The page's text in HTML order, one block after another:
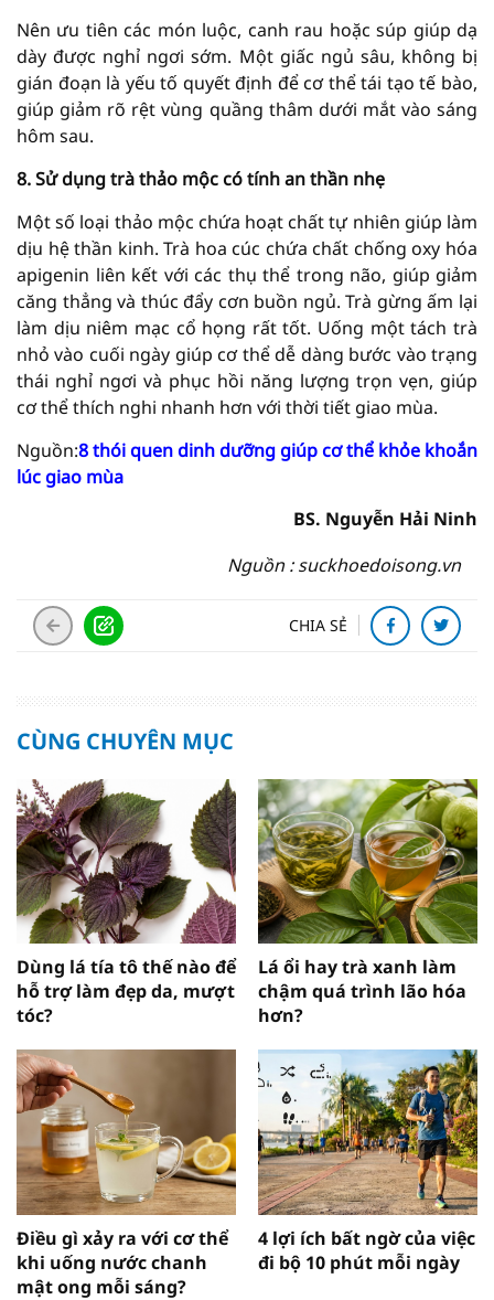
Nên ưu tiên các món luộc, canh rau hoặc súp giúp dạ
dày được nghỉ ngơi sớm. Một giấc ngủ sâu, không bị
gián đoạn là yếu tố quyết định để cơ thể tái tạo tế bào,
giúp giảm rõ rệt vùng quầng thâm dưới mắt vào sáng
hôm sau.
8. Sử dụng trà thảo mộc có tính an thần nhẹ
Một số loại thảo mộc chứa hoạt chất tự nhiên giúp làm
dịu hệ thần kinh. Trà hoa cúc chứa chất chống oxy hóa
apigenin liên kết với các thụ thể trong não, giúp giảm
căng thẳng và thúc đẩy cơn buồn ngủ. Trà gừng ấm lại
làm dịu niêm mạc cổ họng rất tốt. Uống một tách trà
nhỏ vào cuối ngày giúp cơ thể dễ dàng bước vào trạng
thái nghỉ ngơi và phục hồi năng lượng trọn vẹn, giúp
cơ thể thích nghi nhanh hơn với thời tiết giao mùa.
Nguồn:8 thói quen dinh dưỡng giúp cơ thể khỏe khoắn
lúc giao mùa
BS. Nguyễn Hải Ninh
Nguồn : suckhoedoisong.vn
CHIA SẺ
CÙNG CHUYÊN MỤC
Dùng lá tía tô thế nào để
hỗ trợ làm đẹp da, mượt
tóc?
Lá ổi hay trà xanh làm
chậm quá trình lão hóa
hơn?
Điều gì xảy ra với cơ thể
khi uống nước chanh
mật ong mỗi sáng?
4 lợi ích bất ngờ của việc
đi bộ 10 phút mỗi ngày